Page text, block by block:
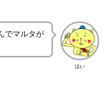
ほい
でマルタが